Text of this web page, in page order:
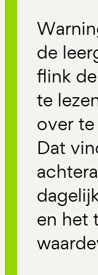
de
flink
te
over
Dat
en het